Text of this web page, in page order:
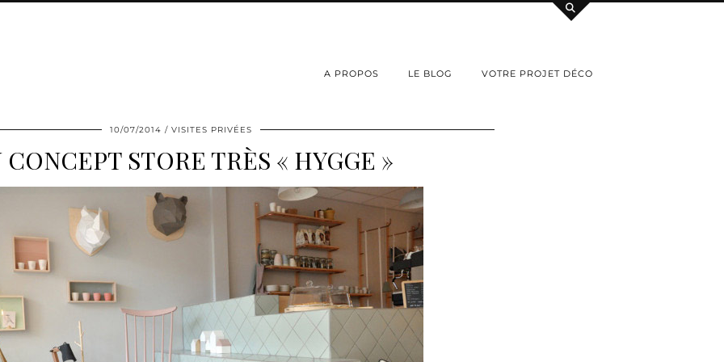
A PROPOS LE BLOG VOTRE PROJET DÉCO
10/07/2014 VISITES PRIVÉES
CONCEPT STORE TRÈS « HYGGE »